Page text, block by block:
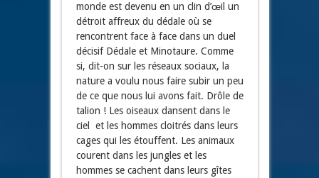
monde est devenu en un clin d’œil un
détroit affreux du dédale où se
rencontrent face à face dans un duel
décisif Dédale et Minotaure. Comme
si, dit-on sur les réseaux sociaux, la
nature a voulu nous faire subir un peu
de ce que nous lui avons fait. Drôle de
talion ! Les oiseaux dansent dans le
ciel et les hommes cloitrés dans leurs
cages qui les étouffent. Les animaux
courent dans les jungles et les
hommes se cachent dans leurs gîtes